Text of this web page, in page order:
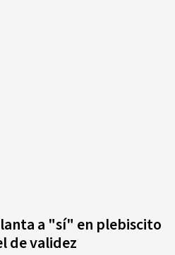
a "sí" en plebiscito
de validez